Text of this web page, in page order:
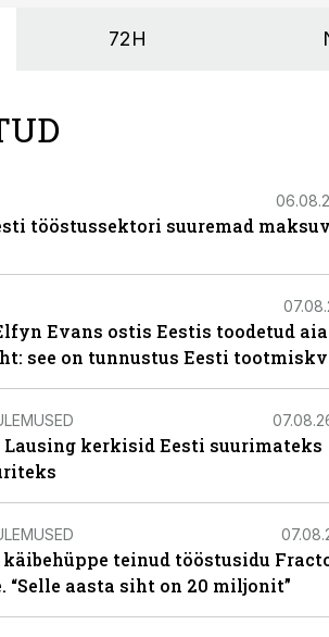
72H
tööstussektori suuremad
Evans ostis Eestis toodetud
see on tunnustus Eesti
Lausing kerkisid Eesti suurimateks
käibehüppe teinud tööstusidu
“Selle aasta siht on 20 miljonit”